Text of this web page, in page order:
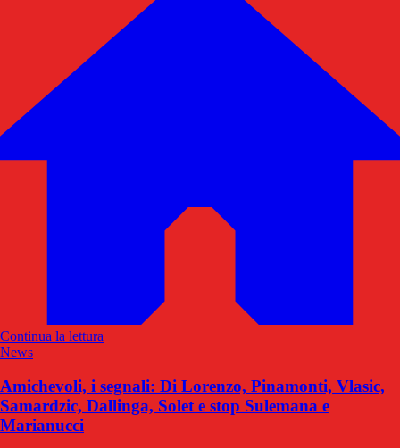
Continua la lettura
News
Amichevoli, i segnali: Di Lorenzo, Pinamonti, Vlasic,
Samardzic, Dallinga, Solet e stop Sulemana e
Marianucci